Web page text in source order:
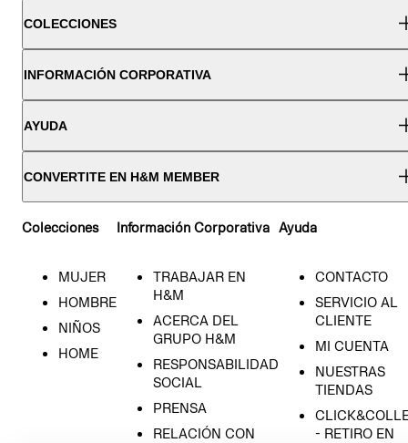
COLECCIONES
INFORMACIÓN CORPORATIVA
AYUDA
CONVERTITE EN H&M MEMBER
Colecciones
MUJER
HOMBRE
NIÑOS
HOME
Información Corporativa
TRABAJAR EN
H&M
ACERCA DEL
GRUPO H&M
RESPONSABILIDAD
SOCIAL
PRENSA
RELACIÓN CON
Ayuda
CONTACTO
SERVICIO AL
CLIENTE
MI CUENTA
NUESTRAS
TIENDAS
- RETIRO EN